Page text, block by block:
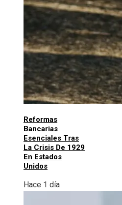
Reformas
Bancarias
Esenciales Tras
La Crisis De 1929
En Estados
Unidos
Hace 1 día